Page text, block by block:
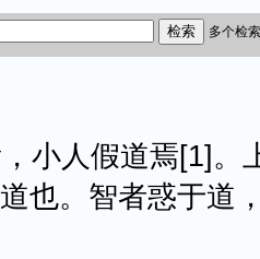
人假道焉[1]。
也。智者惑于道